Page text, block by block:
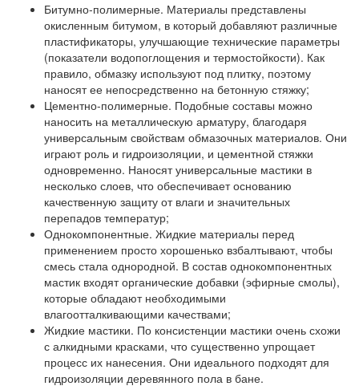
Битумно-полимерные. Материалы представлены
окисленным битумом, в который добавляют различные
пластификаторы, улучшающие технические параметры
(показатели водопоглощения и термостойкости). Как
правило, обмазку используют под плитку, поэтому
наносят ее непосредственно на бетонную стяжку;
Цементно-полимерные. Подобные составы можно
наносить на металлическую арматуру, благодаря
универсальным свойствам обмазочных материалов. Они
играют роль и гидроизоляции, и цементной стяжки
одновременно. Наносят универсальные мастики в
несколько слоев, что обеспечивает основанию
качественную защиту от влаги и значительных
перепадов температур;
Однокомпонентные. Жидкие материалы перед
применением просто хорошенько взбалтывают, чтобы
смесь стала однородной. В состав однокомпонентных
мастик входят органические добавки (эфирные смолы),
которые обладают необходимыми
влагоотталкивающими качествами;
Жидкие мастики. По консистенции мастики очень схожи
с алкидными красками, что существенно упрощает
процесс их нанесения. Они идеального подходят для
гидроизоляции деревянного пола в бане.